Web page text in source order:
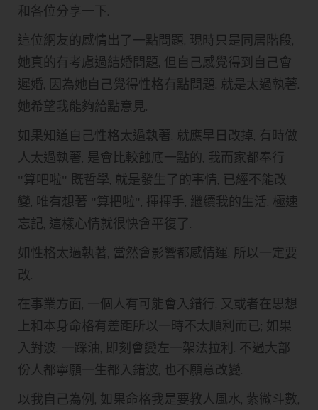
和各位分享一下.
這位網友的感情出了一點問題, 現時只是同居階段,
她真的有考慮過結婚問題, 但自己感覺得到自己會
遲婚, 因為她自己覺得性格有點問題, 就是太過執著.
她希望我能夠給點意見.
如果知道自己性格太過執著, 就應早日改掉, 有時做
人太過執著, 是會比較蝕底一點的, 我而家都奉行
"算吧啦" 既哲學, 就是發生了的事情, 已經不能改
變, 唯有想著 "算把啦", 揮揮手, 繼續我的生活, 極速
忘記, 這樣心情就很快會平復了.
如性格太過執著, 當然會影響都感情運, 所以一定要
改.
在事業方面, 一個人有可能會入錯行, 又或者在思想
上和本身命格有差距所以一時不太順利而已; 如果
入對波, 一踩油, 即刻會變左一架法拉利. 不過大部
份人都寧願一生都入錯波, 也不願意改變.
以我自己為例, 如果命格我是要教人風水, 紫微斗數,